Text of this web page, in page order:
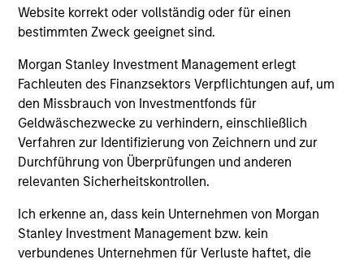
Website korrekt oder vollständig oder für einen
bestimmten Zweck geeignet sind.
Morgan Stanley Investment Management erlegt
Fachleuten des Finanzsektors Verpflichtungen auf, um
den Missbrauch von Investmentfonds für
Geldwäschezwecke zu verhindern, einschließlich
Verfahren zur Identifizierung von Zeichnern und zur
Durchführung von Überprüfungen und anderen
relevanten Sicherheitskontrollen.
Ich erkenne an, dass kein Unternehmen von Morgan
Stanley Investment Management bzw. kein
verbundenes Unternehmen für Verluste haftet, die
und der Rücknahme von Anteilen anfallen, werden nicht
berücksichtigt. Alle Performance- und Index-Daten
stammen von Morgan Stanley Investment Management
Der Wert der Anlagen und der mit ihnen erzielten Erträge
können sowohl steigen als auch fallen. Es ist daher
möglich, dass Anleger das ursprünglich investierte Kapital
nicht in voller Höhe zurückerhalten.
Die Performance versteht sich nach Abzug der Gebühren.
Die Angaben zur Performance des laufenden Jahres sind
nicht annualisiert. Die Performance von anderen
Sie sich bitte gründlich mit den Anlagezielen und -risiken
sowie den Kosten und Gebühren des Fonds auseinander,
bevor Sie eine Anlageentscheidung treffen.